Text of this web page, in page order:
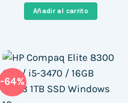
era:
277,00 €.
es:
Añadir al carrito
-64%